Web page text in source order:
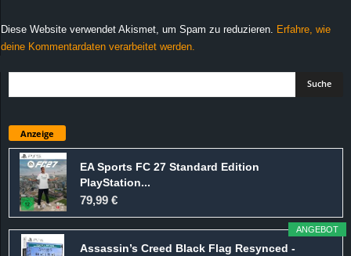
Diese Website verwendet Akismet, um Spam zu reduzieren.
Erfahre, wie
deine Kommentardaten verarbeitet werden.
Anzeige
EA Sports FC 27 Standard Edition
PlayStation...
79,99 €
ANGEBOT
Assassin’s Creed Black Flag Resynced -